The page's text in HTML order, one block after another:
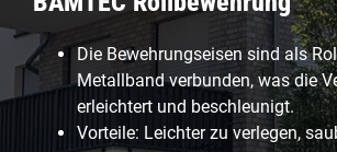
Die Bewehrungseisen sind als
Metallband verbunden, was die
erleichtert und beschleunigt.
Vorteile: Leichter zu verlegen,